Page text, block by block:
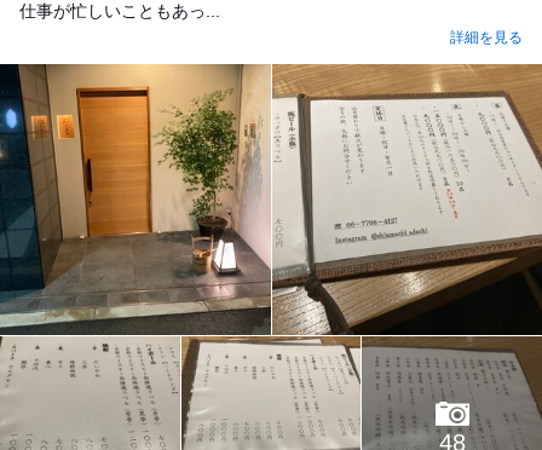
仕事が忙しいこともあっ...
詳細を見る
48